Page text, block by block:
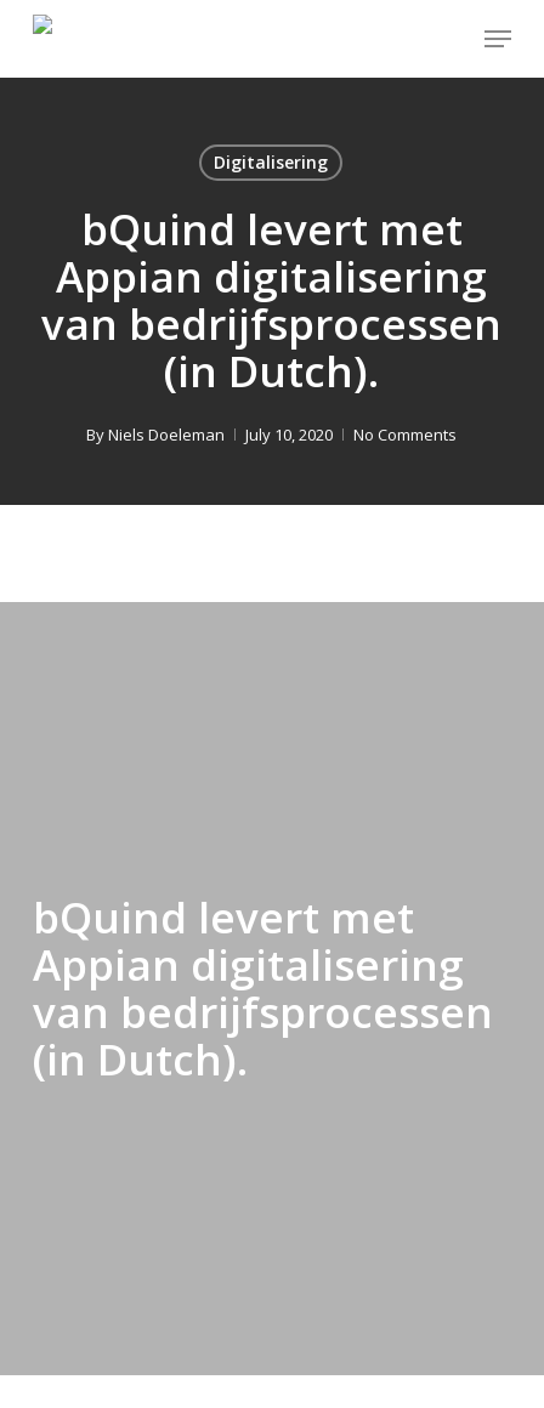
main
Menu
Digitalisering
bQuind levert met
Appian digitalisering
van bedrijfsprocessen
(in Dutch).
ByNiels Doeleman July 10, 2020 No Comments
bQuind levert met
Appian digitalisering
van bedrijfsprocessen
(in Dutch).